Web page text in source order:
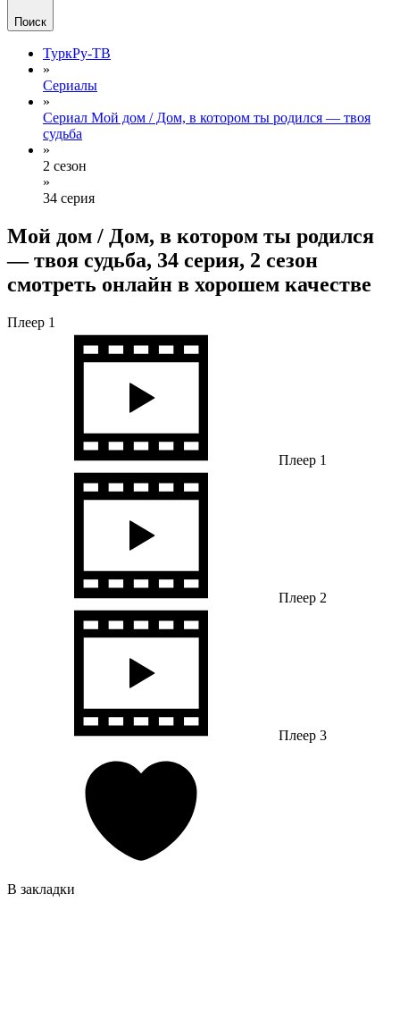
Поиск
ТуркРу-ТВ
»
Сериалы
»
Сериал Мой дом / Дом, в котором ты родился — твоя
судьба
»
2 сезон
»
34 серия
Мой дом / Дом, в котором ты родился
— твоя судьба, 34 серия, 2 сезон
смотреть онлайн в хорошем качестве
Плеер 1
Плеер 1
Плеер 2
Плеер 3
В закладки